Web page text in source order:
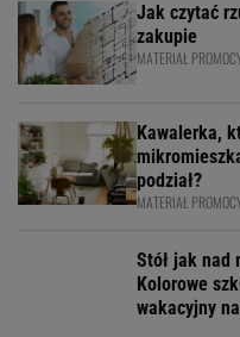
Jak czytać
zakupie
MATERIAŁ
Kawalerka,
podział?
MATERIAŁ
Stół jak nad
Kolorowe
wakacyjny